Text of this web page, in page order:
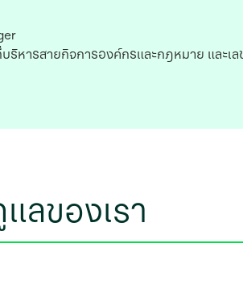
บริหารสายกิจการองค์กรและกฎหมาย และเ
ลของเรา